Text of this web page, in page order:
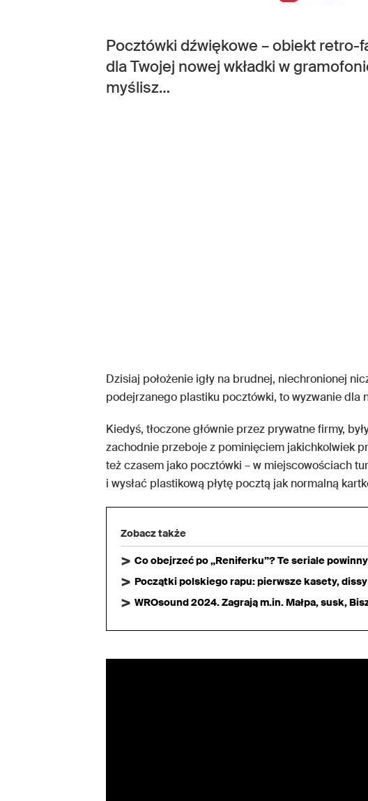
Pocztówki dźwiękowe – obiekt
dla Twojej nowej wkładki w
myślisz…
Dzisiaj położenie igły na brudnej, niechronionej
podejrzanego plastiku pocztówki, to wyzwanie dla
Kiedyś, tłoczone głównie przez prywatne firmy,
zachodnie przeboje z pominięciem jakichkolwiek
też czasem jako pocztówki – w miejscowościach
i wysłać plastikową płytę pocztą jak normalną
Zobacz także
Co obejrzeć po „Reniferku”? Te seriale
Początki polskiego rapu: pierwsze kasety,
WROsound 2024. Zagrają m.in. Małpa, susk,